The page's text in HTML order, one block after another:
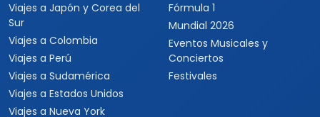
Viajes a Japón y Corea del
Sur
Viajes a Colombia
Viajes a Perú
Viajes a Sudamérica
Viajes a Estados Unidos
Viajes a Nueva York
Fórmula 1
Mundial 2026
Eventos Musicales y
Conciertos
Festivales